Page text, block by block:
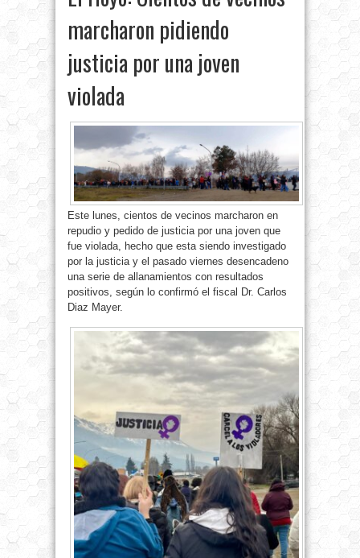
marcharon pidiendo
justicia por una joven
violada
Este lunes, cientos de vecinos marcharon en
repudio y pedido de justicia por una joven que
fue violada, hecho que esta siendo investigado
por la justicia y el pasado viernes desencadeno
una serie de allanamientos con resultados
positivos, según lo confirmó el fiscal Dr. Carlos
Diaz Mayer.